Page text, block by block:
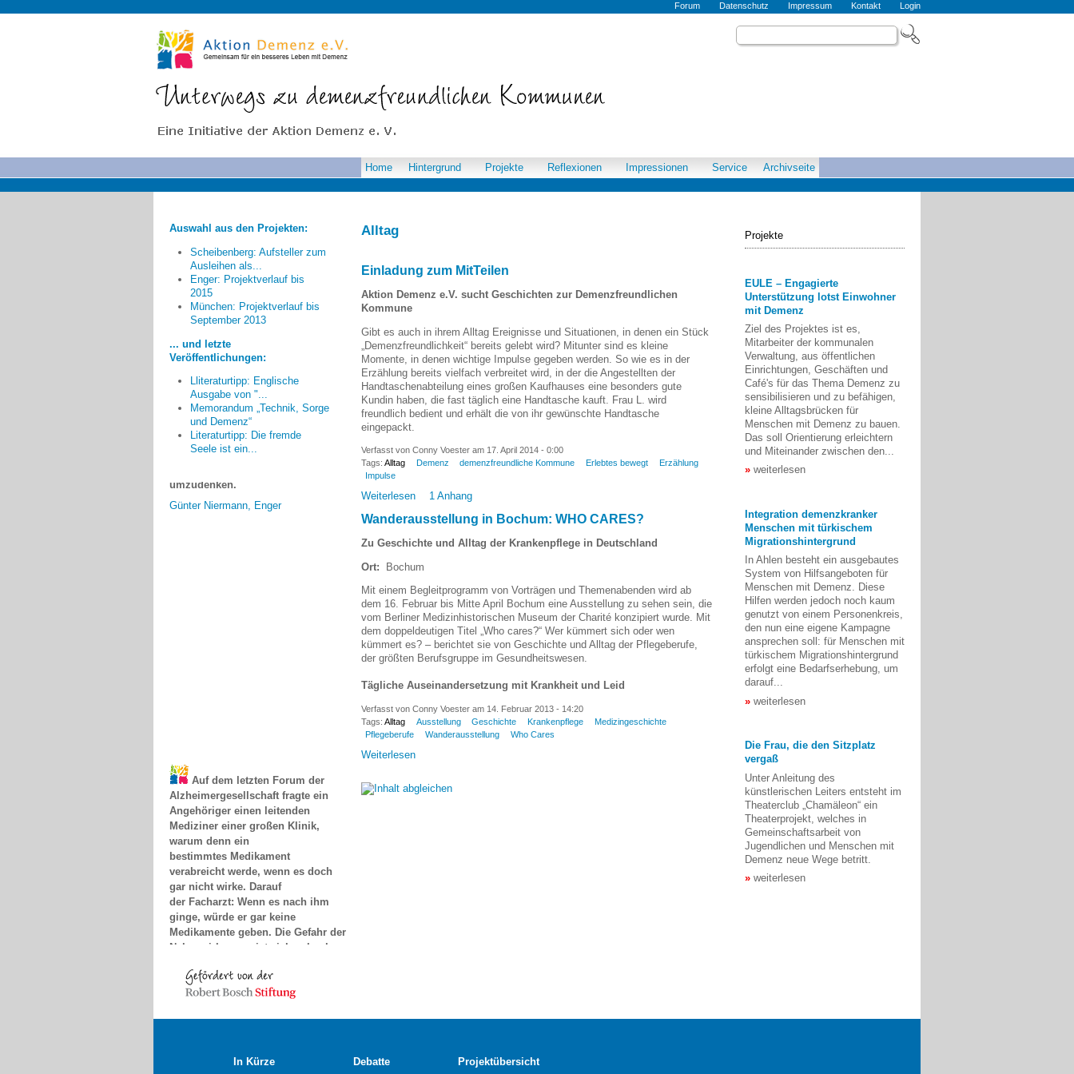
Forum Datenschutz Impressum Kontakt Login
Alltag
Einladung zum MitTeilen
Aktion Demenz e.V. sucht Geschichten zur Demenzfreundlichen
Kommune
Gibt es auch in ihrem Alltag Ereignisse und Situationen, in denen ein Stück
„Demenzfreundlichkeit“ bereits gelebt wird? Mitunter sind es kleine
Momente, in denen wichtige Impulse gegeben werden. So wie es in der
Erzählung bereits vielfach verbreitet wird, in der die Angestellten der
Handtaschenabteilung eines großen Kaufhauses eine besonders gute
Kundin haben, die fast täglich eine Handtasche kauft. Frau L. wird
freundlich bedient und erhält die von ihr gewünschte Handtasche
eingepackt.
Verfasst von Conny Voester am 17. April 2014 - 0:00
Tags: Alltag Demenz demenzfreundliche Kommune Erlebtes bewegt
Erzählung
Impulse
Weiterlesen 1 Anhang
Wanderausstellung in Bochum: WHO CARES?
Zu Geschichte und Alltag der Krankenpflege in Deutschland
Ort:
Bochum
Mit einem Begleitprogramm von Vorträgen und Themenabenden wird ab
dem 16. Februar bis Mitte April Bochum eine Ausstellung zu sehen sein, die
vom Berliner Medizinhistorischen Museum der Charité konzipiert wurde. Mit
dem doppeldeutigen Titel „Who cares?“ Wer kümmert sich oder wen
kümmert es? – berichtet sie von Geschichte und Alltag der Pflegeberufe,
der größten Berufsgruppe im Gesundheitswesen.
Tägliche Auseinandersetzung mit Krankheit und Leid
Verfasst von Conny Voester am 14. Februar 2013 - 14:20
Tags: Alltag Ausstellung Geschichte Krankenpflege
Medizingeschichte
Pflegeberufe
Wanderausstellung Who Cares
Weiterlesen
Home Hintergrund Projekte Reflexionen Impressionen Service Archivseite
Auswahl aus den Projekten:
Scheibenberg: Aufsteller zum
Ausleihen als...
Enger: Projektverlauf bis
2015
München: Projektverlauf bis
September 2013
... und letzte
Veröffentlichungen:
Lliteraturtipp: Englische
Ausgabe von "...
Memorandum „Technik, Sorge
und Demenz“
Literaturtipp: Die fremde
Seele ist ein...
Nicht nur die angesprochenen
Institutionen sondern auch die
geöffnet, indem sie uns auf der
Straße im Vorübergehen
ansprechen und vor allem Mut
zusprechen, so weiterzumachen.
Wir stellten fest: das Thema ist in
der Stadt angekommen, denn man
hatte auch den Mut, an
Alzheimergesellschaft fragte ein
Angehöriger einen leitenden
Mediziner einer großen Klinik,
warum denn ein
bestimmtes Medikament
verabreicht werde, wenn es doch
gar nicht wirke. Darauf
der Facharzt: Wenn es nach ihm
ginge, würde er gar keine
Medikamente geben. Die Gefahr der
Nebenwirkungen ist viel zu hoch.
Dr. Monika Meyer-Klette, Greifswald
Projekte
EULE – Engagierte
Unterstützung lotst Einwohner
mit Demenz
Ziel des Projektes ist es,
Mitarbeiter der kommunalen
Verwaltung, aus öffentlichen
Einrichtungen, Geschäften und
Café's für das Thema Demenz zu
sensibilisieren und zu befähigen,
kleine Alltagsbrücken für
Menschen mit Demenz zu bauen.
Das soll Orientierung erleichtern
und Miteinander zwischen den...
weiterlesen
Integration demenzkranker
Menschen mit türkischem
Migrationshintergrund
In Ahlen besteht ein ausgebautes
System von Hilfsangeboten für
Menschen mit Demenz. Diese
Hilfen werden jedoch noch kaum
genutzt von einem Personenkreis,
den nun eine eigene Kampagne
ansprechen soll: für Menschen mit
türkischem Migrationshintergrund
erfolgt eine Bedarfserhebung, um
darauf...
weiterlesen
Die Frau, die den Sitzplatz
vergaß
Unter Anleitung des
künstlerischen Leiters entsteht im
Theaterclub „Chamäleon“ ein
Theaterprojekt, welches in
Gemeinschaftsarbeit von
Jugendlichen und Menschen mit
Demenz neue Wege betritt.
weiterlesen
In Kürze Debatte Projektübersicht